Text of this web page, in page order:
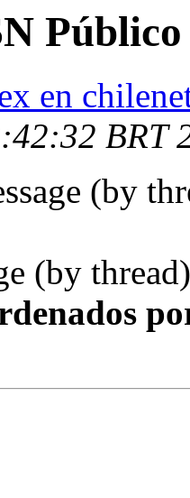
Público
en
BRT
(by
(by